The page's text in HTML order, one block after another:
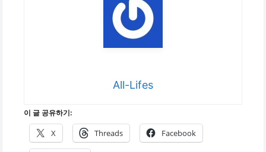
All-Lifes
이 글 공유하기:
X Threads Facebook